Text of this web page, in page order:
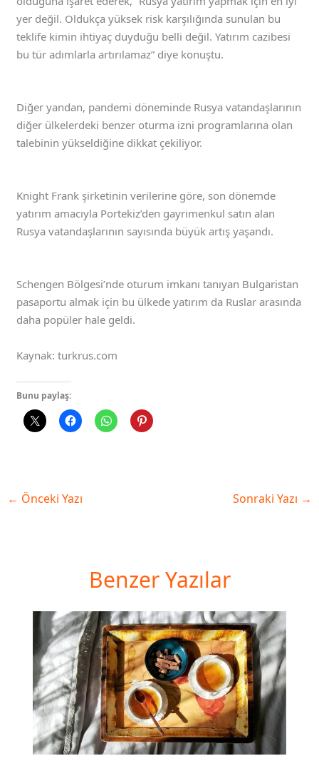
yer değil. Oldukça yüksek risk karşılığında sunulan bu
teklife kimin ihtiyaç duyduğu belli değil. Yatırım cazibesi
bu tür adımlarla artırılamaz” diye konuştu.
Diğer yandan, pandemi döneminde Rusya vatandaşlarının
diğer ülkelerdeki benzer oturma izni programlarına olan
talebinin yükseldiğine dikkat çekiliyor.
Knight Frank şirketinin verilerine göre, son dönemde
yatırım amacıyla Portekiz’den gayrimenkul satın alan
Rusya vatandaşlarının sayısında büyük artış yaşandı.
Schengen Bölgesi’nde oturum imkanı tanıyan Bulgaristan
pasaportu almak için bu ülkede yatırım da Ruslar arasında
daha popüler hale geldi.
Kaynak: turkrus.com
Bunu paylaş:
← Önceki Yazı Sonraki Yazı →
Benzer Yazılar